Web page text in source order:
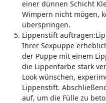
einer dünnen Schicht
Wimpern nicht mögen,
überspringen.
Lippenstift
Ihrer Sexpuppe
der Puppe mit einem
die Lippenfarbe stark
Look wünschen,
Lippenstift.
auf, um die Fülle zu